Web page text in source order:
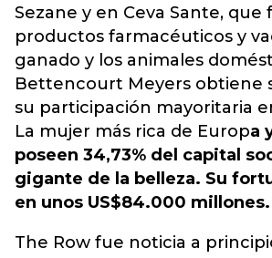
Sezane y en Ceva Sante, que
productos farmacéuticos y
ganado y los animales
Bettencourt Meyers obtiene
su participación mayoritaria
La mujer más rica de Europa
poseen 34,73% del capital
gigante de la belleza. Su
en unos US$84.000 millones.
The Row fue noticia a